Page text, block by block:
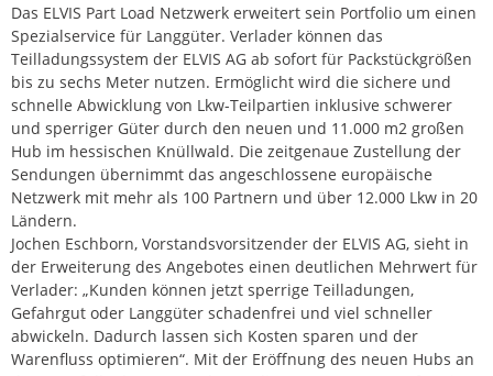
Das ELVIS Part Load Netzwerk erweitert sein Portfolio um einen
Spezialservice für Langgüter. Verlader können das
Teilladungssystem der ELVIS AG ab sofort für Packstückgrößen
bis zu sechs Meter nutzen. Ermöglicht wird die sichere und
schnelle Abwicklung von Lkw-Teilpartien inklusive schwerer
und sperriger Güter durch den neuen und 11.000 m2 großen
Hub im hessischen Knüllwald. Die zeitgenaue Zustellung der
Sendungen übernimmt das angeschlossene europäische
Netzwerk mit mehr als 100 Partnern und über 12.000 Lkw in 20
Ländern.
Jochen Eschborn, Vorstandsvorsitzender der ELVIS AG, sieht in
der Erweiterung des Angebotes einen deutlichen Mehrwert für
Verlader: „Kunden können jetzt sperrige Teilladungen,
Gefahrgut oder Langgüter schadenfrei und viel schneller
abwickeln. Dadurch lassen sich Kosten sparen und der
Warenfluss optimieren“. Mit der Eröffnung des neuen Hubs an